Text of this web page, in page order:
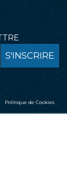
Politique de Cookies